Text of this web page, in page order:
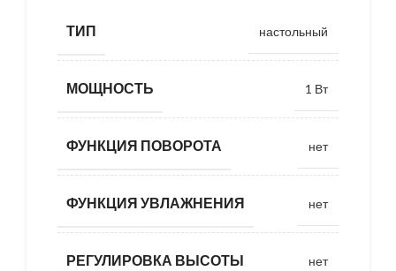
ТИП настольный
МОЩНОСТЬ 1 Вт
ФУНКЦИЯ ПОВОРОТА нет
ФУНКЦИЯ УВЛАЖНЕНИЯ нет
РЕГУЛИРОВКА ВЫСОТЫ нет